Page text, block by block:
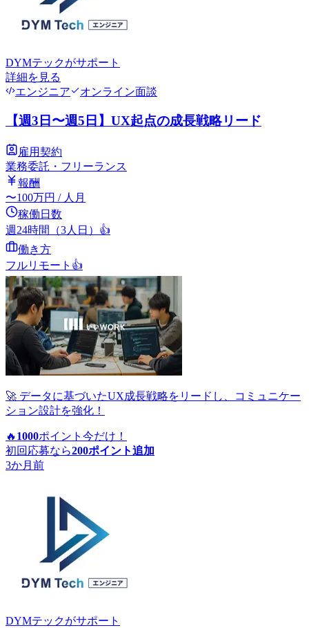
DYMテックがサポート
詳細を見る
エンジニア
オンライン面談
【週3日〜週5日】UX起点の成長戦略リード
雇用契約
業務委託・フリーランス
報酬
〜100万円 / 人月
稼働日数
週24時間（3人日） 👍
働き方
フルリモート 👍
🚀 データに基づいたUX成長戦略をリードし、コミュニケー
ション設計を強化！
🔥 1000ポイント 今だけ！
初回応募なら200ポイント追加
3か月前
DYMテックがサポート